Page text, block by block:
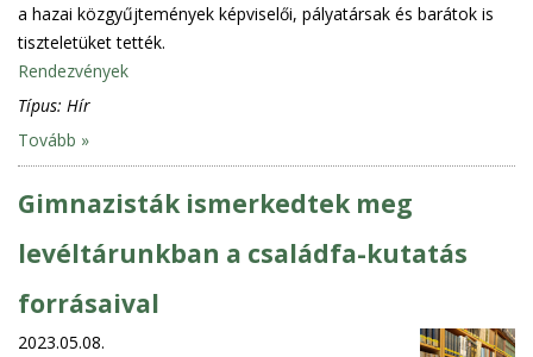
a hazai közgyűjtemények képviselői, pályatársak és barátok is
tiszteletüket tették.
Rendezvények
Típus: Hír
Tovább »
Gimnazisták ismerkedtek meg
levéltárunkban a családfa-kutatás
forrásaival
2023.05.08.